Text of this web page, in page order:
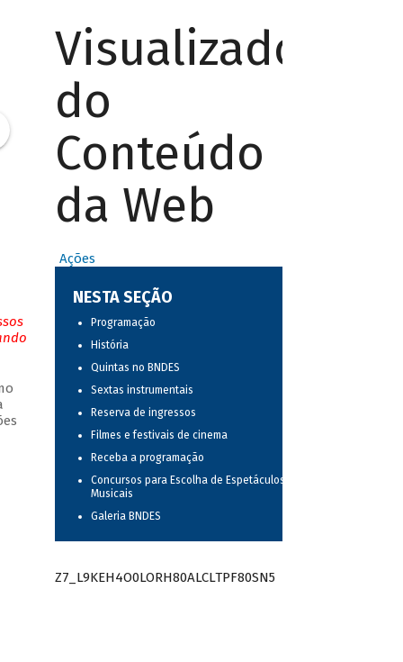
Visualizador
do
Conteúdo
da Web
Ações
NESTA SEÇÃO
Programação
História
Quintas no BNDES
Sextas instrumentais
Reserva de ingressos
Filmes e festivais de cinema
Receba a programação
Concursos para Escolha de Espetáculos
Musicais
Galeria BNDES
Z7_L9KEH4O0LORH80ALCLTPF80SN5